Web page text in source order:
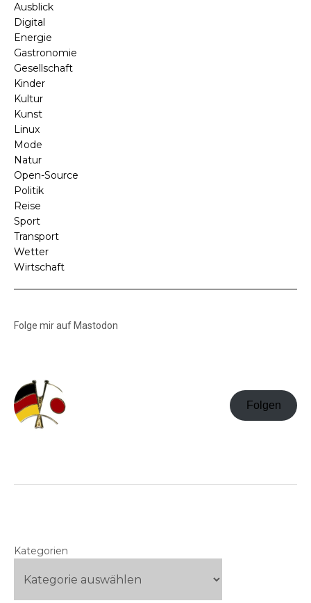
Ausblick
Digital
Energie
Gastronomie
Gesellschaft
Kinder
Kultur
Kunst
Linux
Mode
Natur
Open-Source
Politik
Reise
Sport
Transport
Wetter
Wirtschaft
Folge mir auf Mastodon
Folgen
Kategorien